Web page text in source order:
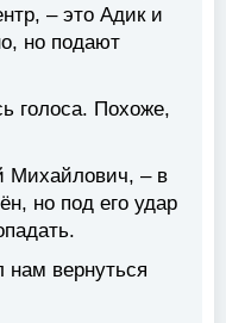
– это Адик и
но подают
голоса. Похоже,
Михайлович, – в
но под его удар
нам вернуться